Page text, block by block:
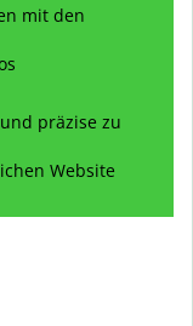
mit den
präzise zu
Website